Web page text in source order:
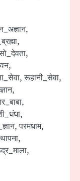
रूहानी_सेवा,
परमधाम,